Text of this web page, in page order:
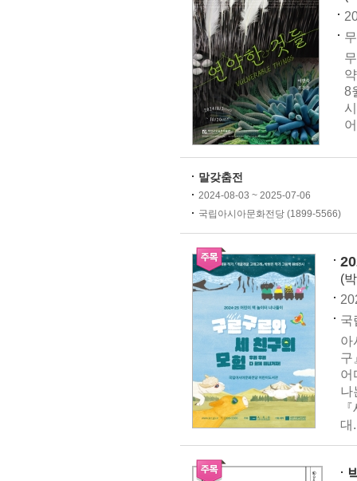
8
말갖춤전
2024-08-03 ~ 2025-07-06
국립아시아문화전당 (1899-5566)
(
국
아
구
어
나
대